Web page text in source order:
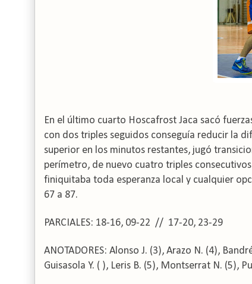
En el último cuarto Hoscafrost Jaca sacó
con dos triples seguidos conseguía reducir la
superior en los minutos restantes, jugó
perímetro, de nuevo cuatro triples
finiquitaba toda esperanza local y cualquier
67 a 87.
PARCIALES: 18-16, 09-22 // 17-20, 23-29
ANOTADORES: Alonso J. (3), Arazo N. (4),
Guisasola Y. ( ), Leris B. (5), Montserrat N. (5),